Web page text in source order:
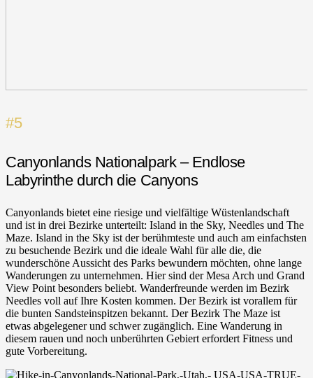
#5
Canyonlands Nationalpark – Endlose
Labyrinthe durch die Canyons
Canyonlands bietet eine riesige und vielfältige Wüstenlandschaft
und ist in drei Bezirke unterteilt: Island in the Sky, Needles und The
Maze. Island in the Sky ist der berühmteste und auch am einfachsten
zu besuchende Bezirk und die ideale Wahl für alle die, die
wunderschöne Aussicht des Parks bewundern möchten, ohne lange
Wanderungen zu unternehmen. Hier sind der Mesa Arch und Grand
View Point besonders beliebt. Wanderfreunde werden im Bezirk
Needles voll auf Ihre Kosten kommen. Der Bezirk ist vorallem für
die bunten Sandsteinspitzen bekannt. Der Bezirk The Maze ist
etwas abgelegener und schwer zugänglich. Eine Wanderung in
diesem rauen und noch unberührten Gebiert erfordert Fitness und
gute Vorbereitung.